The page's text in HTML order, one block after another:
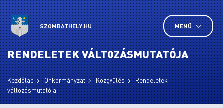
SZOMBATHELY.HU MENÜ
RENDELETEK VÁLTOZÁSMUTATÓJA
Kezdőlap Önkormányzat Közgyűlés
Rendeletek
változásmutatója